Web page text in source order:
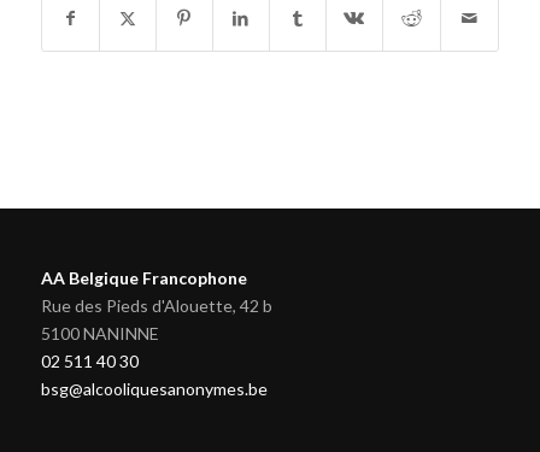
AA Belgique Francophone
Rue des Pieds d'Alouette, 42 b
5100 NANINNE
02 511 40 30
bsg@alcooliquesanonymes.be